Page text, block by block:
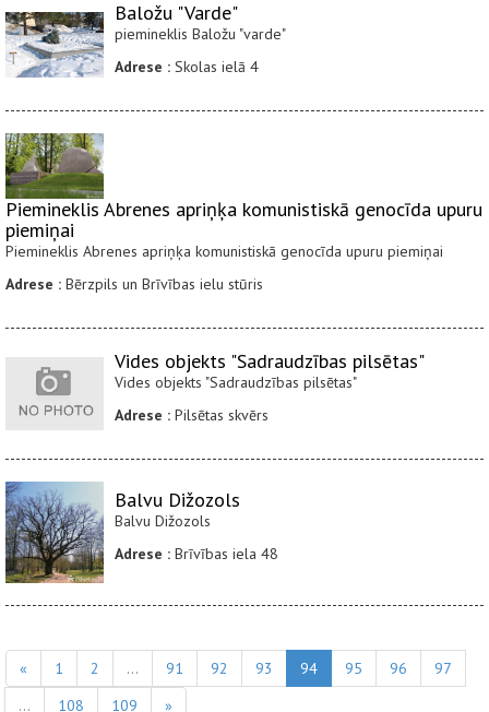
Baložu "Varde"
piemineklis Baložu "varde"
Adrese : Skolas ielā 4
Piemineklis Abrenes apriņķa komunistiskā genocīda upuru
piemiņai
Piemineklis Abrenes apriņķa komunistiskā genocīda upuru piemiņai
Adrese : Bērzpils un Brīvības ielu stūris
Vides objekts "Sadraudzības pilsētas"
Vides objekts "Sadraudzības pilsētas"
Adrese : Pilsētas skvērs
Balvu Dižozols
Balvu Dižozols
Adrese : Brīvības iela 48
« 1 2 ... 91 92 93 94 95 96
97
...
108 109 »